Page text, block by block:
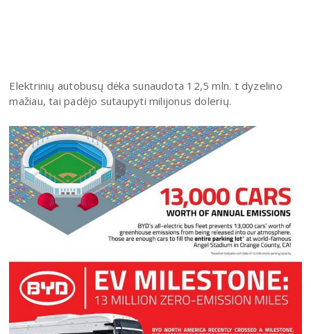
Elektrinių autobusų dėka sunaudota 12,5 mln. t dyzelino
mažiau, tai padėjo sutaupyti milijonus dolerių.